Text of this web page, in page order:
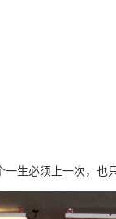
一生必须上一次，也